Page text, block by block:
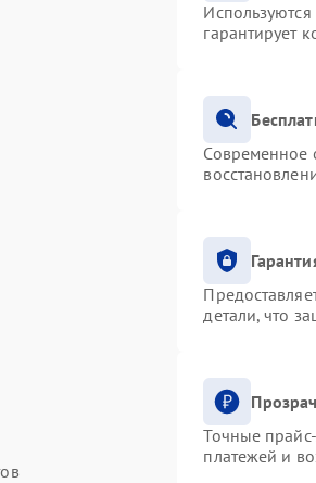
гарантирует
Современное
детали, что
Точные
платежей и